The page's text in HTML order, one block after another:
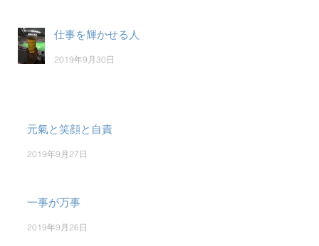
仕事を輝かせる人
2019年9月30日
元氣と笑顔と自責
2019年9月27日
一事が万事
2019年9月26日